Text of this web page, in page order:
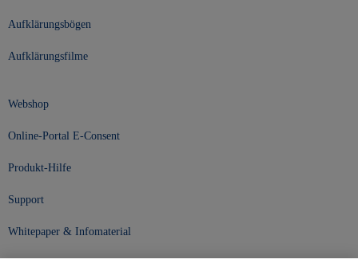
Aufklärungsbögen
Aufklärungsfilme
Webshop
Online-Portal E-Consent
Produkt-Hilfe
Support
Whitepaper & Infomaterial